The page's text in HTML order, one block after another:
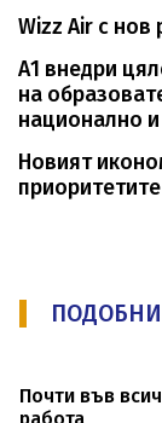
Wizz Air с нов
А1 внедри
на
национално
Новият
ПОДОБНИ
Почти във